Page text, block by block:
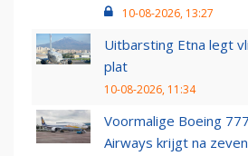
10-08-2026, 13:27
Uitbarsting Etna legt
plat
10-08-2026, 11:34
Voormalige Boeing
Airways krijgt na